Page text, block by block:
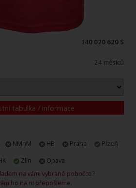
140 020 620 S
24 měsíců
tabulka / informace
NMnM HB Praha
Plzeň
Zlín
Opava
na vámi vybrané pobočce?
ho na ni přepošleme.